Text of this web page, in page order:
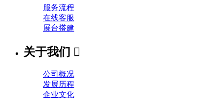
服务流程
在线客服
展台搭建
关于我们 
公司概况
发展历程
企业文化